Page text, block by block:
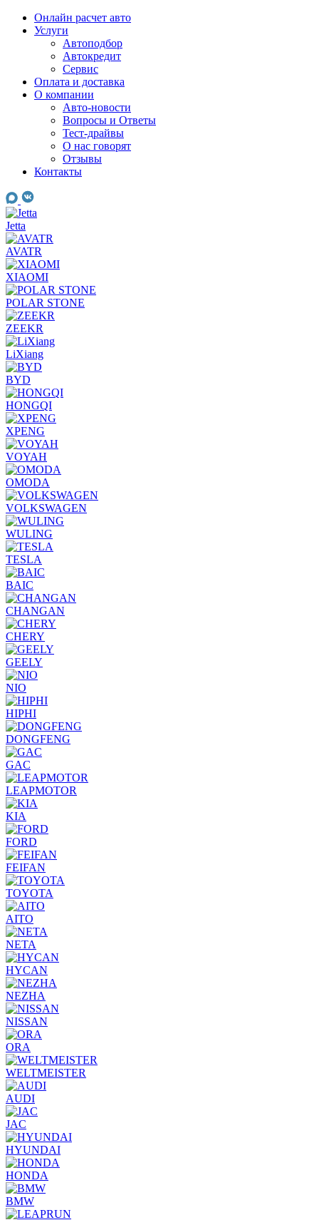
Skip
Онлайн расчет авто
Услуги
Автоподбор
Автокредит
Сервис
Оплата и доставка
О компании
Авто-новости
Вопросы и Ответы
Тест-драйвы
О нас говорят
Отзывы
Контакты
Jetta
AVATR
XIAOMI
POLAR STONE
ZEEKR
LiXiang
BYD
HONGQI
XPENG
VOYAH
OMODA
VOLKSWAGEN
WULING
TESLA
BAIC
CHANGAN
CHERY
GEELY
NIO
HIPHI
DONGFENG
GAC
LEAPMOTOR
KIA
FORD
FEIFAN
TOYOTA
AITO
NETA
HYCAN
NEZHA
NISSAN
ORA
WELTMEISTER
AUDI
JAC
HYUNDAI
HONDA
BMW